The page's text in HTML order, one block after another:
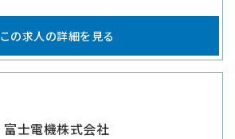
この求人の詳細を見る
富士電機株式会社